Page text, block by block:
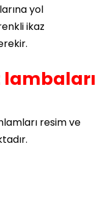
yol
ikaz
lambaları
resim ve